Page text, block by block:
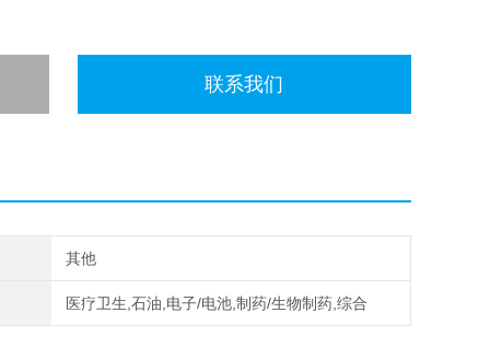
联系我们
其他
医疗卫生,石油,电子/电池,制药/生物制药,综合